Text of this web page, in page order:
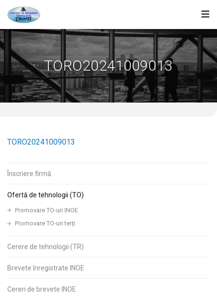
TORO20241009013
TORO20241009013
Înscriere firmă
Ofertă de tehnologii (TO)
Promovare TO-uri INOE
Promovare TO-uri terți
Cerere de tehnologii (TR)
Brevete înregistrate INOE
Cereri de brevete INOE